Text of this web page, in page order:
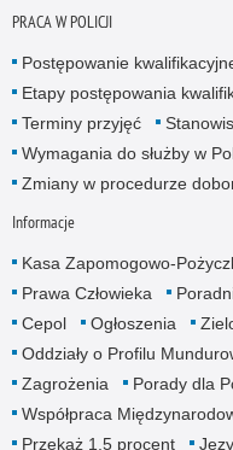
PRACA W POLICJI
Postępowanie
Etapy postępowania
Terminy przyjęć
Wymagania do służby w
Zmiany w procedurze
Informacje
Kasa Zapomogowo-
Prawa Człowieka
Cepol
Ogłoszenia
Oddziały o Profilu
Zagrożenia
Porady dla
Współpraca
Przekaż 1,5 procent